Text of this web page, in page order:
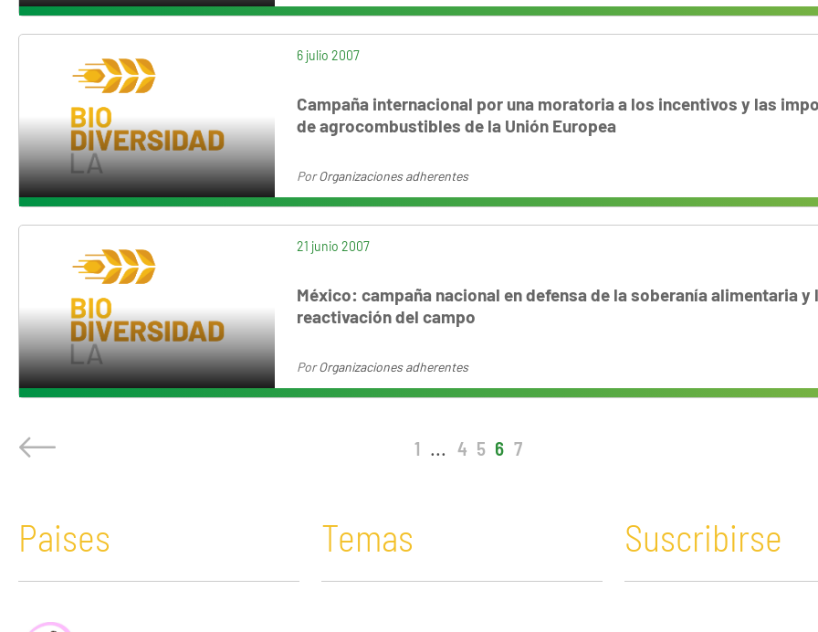
6 julio 2007
Campaña internacional por una moratoria a los incentivos y las
de agrocombustibles de la Unión Europea
PorOrganizaciones adherentes
21 junio 2007
México: campaña nacional en defensa de la soberanía alimentaria y
reactivación del campo
PorOrganizaciones adherentes
1 ... 4 5 6 7
Paises Temas Suscribirse